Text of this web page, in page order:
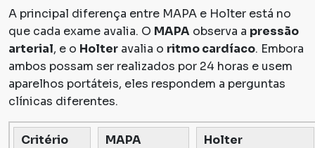
A principal diferença entre MAPA e Holter está no
que cada exame avalia. O MAPA observa a pressão
arterial, e o Holter avalia o ritmo cardíaco. Embora
ambos possam ser realizados por 24 horas e usem
aparelhos portáteis, eles respondem a perguntas
clínicas diferentes.
Critério MAPA Holter